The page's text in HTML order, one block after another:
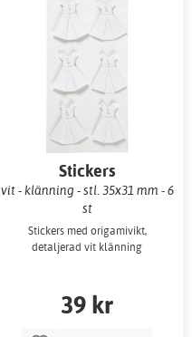
Stickers
vit - klänning - stl. 35x31 mm - 6
st
Stickers med origamivikt,
detaljerad vit klänning
39 kr